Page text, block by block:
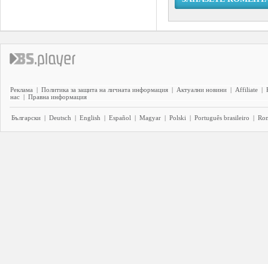
Реклама | Политика за защита на личната информация | Актуални новини | Affiliate |
нас | Правна информация
Български | Deutsch | English | Español | Magyar | Polski | Português brasileiro |